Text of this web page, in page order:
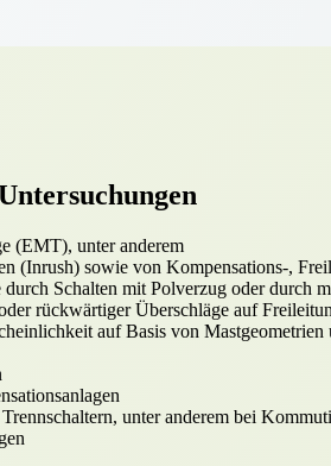
(EMT), unter anderem
(Inrush) sowie von Kompensations-,
durch Schalten mit Polverzug oder durch
rückwärtiger Überschläge auf
auf Basis von
unter anderem bei